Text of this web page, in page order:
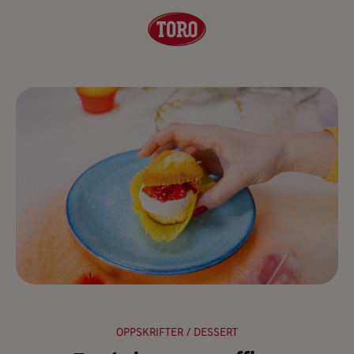
OPPSKRIFTER / DESSERT